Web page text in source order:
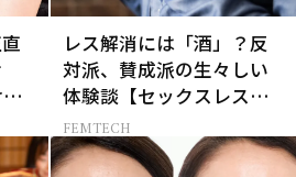
レス解消には「酒」？反
対派、賛成派の生々しい
体験談【セックスレス
AND THE CITY -女たちの
告白-】
FEMTECH